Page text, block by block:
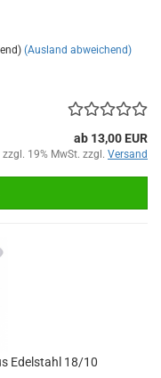
(Ausland abweichend)
ab 13,00 EUR
zzgl. 19% MwSt. zzgl. Versand
Edelstahl 18/10